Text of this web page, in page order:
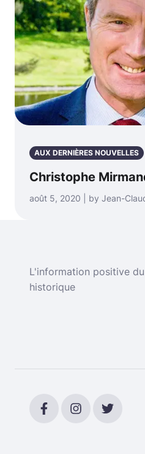
AUX DERNIÈRES NOUVELLES
Christophe
août 5, 2020 | by Jean-
L'information positive
historique